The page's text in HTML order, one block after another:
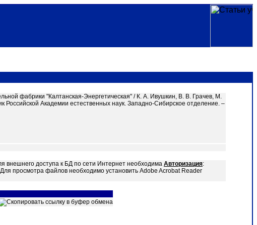
фабрики "Калтанская-Энергетическая" / К. А. Ивушкин, В. В. Грачев, М.
Академии естественных наук. Западно-Сибирское отделение. –
внешнего доступа к БД по сети Интернет необходима Авторизация:
просмотра файлов необходимо установить Adobe Acrobat Reader